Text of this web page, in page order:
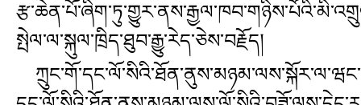
སྤེལ་ལ་སྐུལ་ཁྲིད་ཐུབ་རྒྱུ་རེད་ཅེས་བརྗོད།